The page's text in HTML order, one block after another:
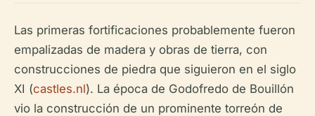
Las primeras fortificaciones probablemente fueron
empalizadas de madera y obras de tierra, con
construcciones de piedra que siguieron en el siglo
XI (castles.nl). La época de Godofredo de Bouillón
vio la construcción de un prominente torreón de